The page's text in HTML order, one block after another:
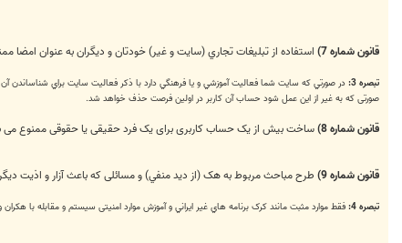
قانون شماره 7) استفاده از تبلیغات تجاري (سايت و غير) خودتان و دیگران به عنوان امضا
تبصره 3:
در صورتي كه سايت شما فعاليت آموزشي و يا فرهنگي دارد با ذكر فعاليت سايت براي شناساندن
صورتی که به غیر از این عمل شود حساب آن کاربر در اولین فرصت حذف خواهد شد.
قانون شماره 8) ساخت بیش از یک حساب کاربری برای یک فرد حقیقی یا حقوقی ممنوع
قانون شماره 9) طرح مباحث مربوط به هک (از ديد منفي) و مسائلی که باعث آزار و اذیت
تبصره 4: فقط موارد مثبت مانند کرک برنامه هاي غير ايراني و آموزش موارد امنیتی سیستم و مقابله با